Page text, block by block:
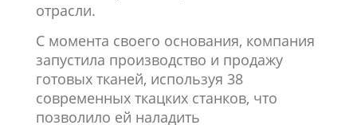
отрасли.
С момента своего основания, компания
запустила производство и продажу
готовых тканей, используя 38
современных ткацких станков, что
позволило ей наладить